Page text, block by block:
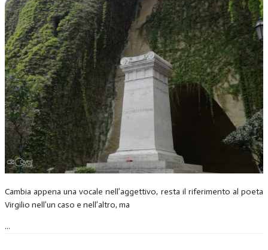
Cambia appena una vocale nell’aggettivo, resta il riferimento al poeta
Virgilio nell’un caso e nell’altro, ma
...